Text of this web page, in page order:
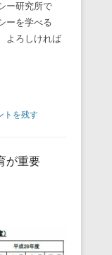
ー研究所で
ーを学べる
よろしければ
トを残す
が重要